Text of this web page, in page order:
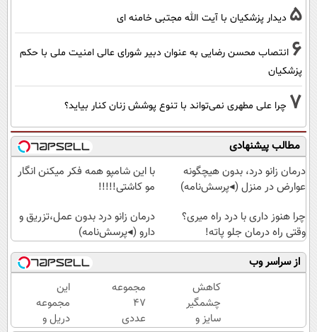
5 دیدار پزشکیان با آیت الله مجتبی خامنه ای
6 انتصاب محسن رضایی به عنوان دبیر شورای عالی امنیت ملی با حکم
پزشکیان
7 چرا علی مطهری نمی‌تواند با تنوع پوشش زنان کنار بیاید؟
مطالب پیشنهادی
درمان زانو درد، بدون هیچگونه
عوارض در منزل (◂پرسش‌نامه)
با این شامپو همه فکر میکنن انگار
مو کاشتی!!!!!
چرا هنوز داری با درد راه میری؟
وقتی راه درمان جلو پاته!
درمان زانو درد بدون عمل،تزریق و
دارو (◂پرسش‌نامه)
از سراسر وب
کاهش
چشمگیر
سایز و
مجموعه
47
عددی
این
مجموعه
دریل و